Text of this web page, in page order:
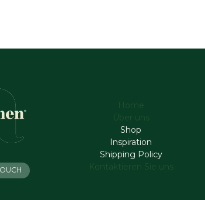
Home
Über uns
Shop
Inspiration
Shipping Policy
Kontaktieren Sie uns